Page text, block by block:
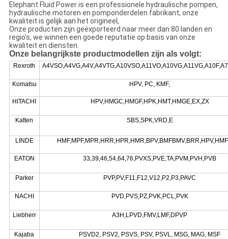
Elephant Fluid Power is een professionele hydraulische pompen,
hydraulische motoren en pomponderdelen fabrikant, onze
kwaliteit is gelijk aan het origineel,
Onze producten zijn geëxporteerd naar meer dan 80 landen en
regio's, we winnen een goede reputatie op basis van onze
kwaliteit en diensten.
Onze belangrijkste productmodellen zijn als volgt:
Rexroth
Komatsu HPV, PC, KMF,
HITACHI HPV,HMGC,HMGF,HPK,HMT,HMGE,EX,ZX
Katten SBS,SPK,VRD,E
LINDE
EATON 33,39,46,54,64,76,PVXS,PVE,TA,PVM,PVH,PVB
Parker PVP,PV,F11,F12,V12,P2,P3,PAVC
NACHI PVD,PVS,PZ,PVK,PCL,PVK
Liebherr A3H,LPVD,FMV,LMF,DPVP
Kajaba PSVD2, PSV2, PSVS, PSV, PSVL, MSG, MAG, MSF